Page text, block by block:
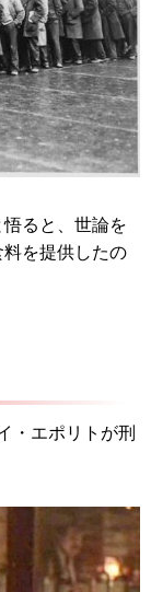
ると、世論を
を提供したの
・エポリトが刑